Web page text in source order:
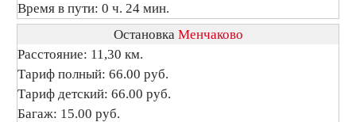
Время в пути: 0 ч. 24 мин.
Остановка Менчаково
Расстояние: 11,30 км.
Тариф полный: 66.00 руб.
Тариф детский: 66.00 руб.
Багаж: 15.00 руб.